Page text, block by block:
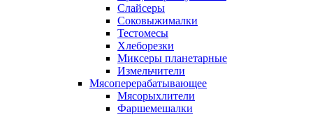
Слайсеры
Соковыжималки
Тестомесы
Хлеборезки
Миксеры планетарные
Измельчители
Мясоперерабатывающее
Мясорыхлители
Фаршемешалки